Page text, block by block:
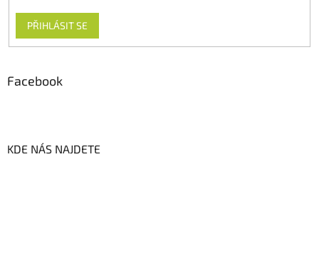
PŘIHLÁSIT SE
Facebook
KDE NÁS NAJDETE